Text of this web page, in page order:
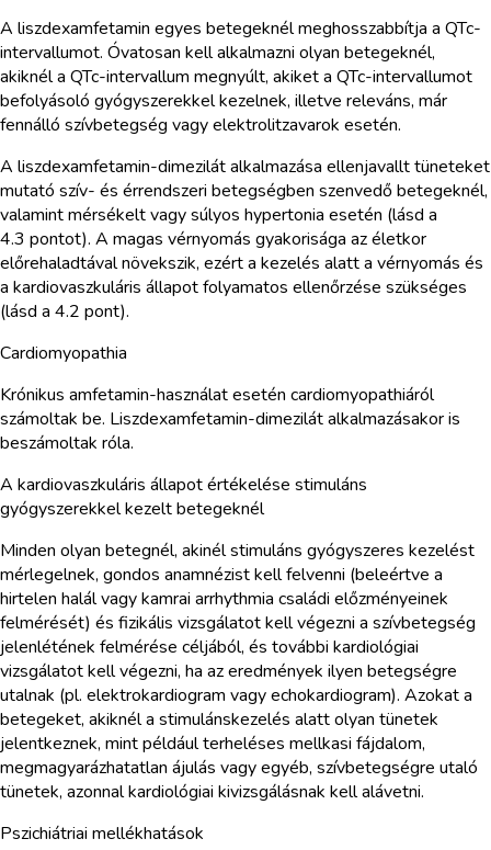
A liszdexamfetamin egyes betegeknél meghosszabbítja a QTc-
intervallumot. Óvatosan kell alkalmazni olyan betegeknél,
akiknél a QTc-intervallum megnyúlt, akiket a QTc-intervallumot
befolyásoló gyógyszerekkel kezelnek, illetve releváns, már
fennálló szívbetegség vagy elektrolitzavarok esetén.
A liszdexamfetamin-dimezilát alkalmazása ellenjavallt tüneteket
mutató szív- és érrendszeri betegségben szenvedő betegeknél,
valamint mérsékelt vagy súlyos hypertonia esetén (lásd a
4.3 pontot). A magas vérnyomás gyakorisága az életkor
előrehaladtával növekszik, ezért a kezelés alatt a vérnyomás és
a kardiovaszkuláris állapot folyamatos ellenőrzése szükséges
(lásd a 4.2 pont).
Cardiomyopathia
Krónikus amfetamin-használat esetén cardiomyopathiáról
számoltak be. Liszdexamfetamin-dimezilát alkalmazásakor is
beszámoltak róla.
A kardiovaszkuláris állapot értékelése stimuláns
gyógyszerekkel kezelt betegeknél
Minden olyan betegnél, akinél stimuláns gyógyszeres kezelést
mérlegelnek, gondos anamnézist kell felvenni (beleértve a
hirtelen halál vagy kamrai arrhythmia családi előzményeinek
felmérését) és fizikális vizsgálatot kell végezni a szívbetegség
jelenlétének felmérése céljából, és további kardiológiai
vizsgálatot kell végezni, ha az eredmények ilyen betegségre
utalnak (pl. elektrokardiogram vagy echokardiogram). Azokat a
betegeket, akiknél a stimulánskezelés alatt olyan tünetek
jelentkeznek, mint például terheléses mellkasi fájdalom,
megmagyarázhatatlan ájulás vagy egyéb, szívbetegségre utaló
tünetek, azonnal kardiológiai kivizsgálásnak kell alávetni.
Pszichiátriai mellékhatások